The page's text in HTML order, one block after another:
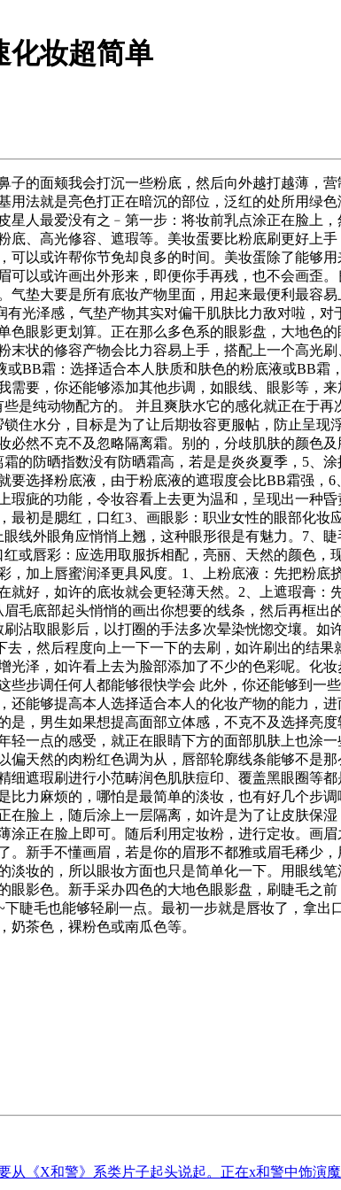
化妆超简单
面颊我会打沉一些粉底，然后向外越打越薄，
用法就是亮色打正在暗沉的部位，泛红的处所用绿
人最爱没有之﹣第一步：将妆前乳点涂正在脸上
、高光修容、遮瑕等。美妆蛋要比粉底刷更好上
以或许帮你节免却良多的时间。美妆蛋除了能够
以或许画出外形来，即便你手再残，也不会画歪
垫大要是所有底妆产物里面，用起来最便利最容
光泽感，气垫产物其实对偏干肌肤比力敌对啦，
眼影更划算。正在那么多色系的眼影盘，大地色
状的修容产物会比力容易上手，搭配上一个高光
BB霜：选择适合本人肤质和肤色的粉底液或BB
要，你还能够添加其他步调，如眼线、眼影等，
是纯动物配方的。 并且爽肤水它的感化就正在于
住水分，目标是为了让后期妆容更服帖，防止呈
然不克不及忽略隔离霜。别的，分歧肌肤的颜色
的防晒指数没有防晒霜高，若是是炎炎夏季，5、
选择粉底液，由于粉底液的遮瑕度会比BB霜强，
疵的功能，令妆容看上去更为温和，呈现出一种
初是腮红，口红3、画眼影：职业女性的眼部化
线外眼角应悄悄上翘，这种眼形很是有魅力。7、
或唇彩：应选用取服拆相配，亮丽、天然的颜色
加上唇蜜润泽更具风度。1、上粉底液：先把粉
好，如许的底妆就会更轻薄天然。2、上遮瑕膏
毛底部起头悄悄的画出你想要的线条，然后再框
沾取眼影后，以打圈的手法多次晕染恍惚交壤。
，然后程度向上一下一下的去刷，如许刷出的结
泽，如许看上去为脸部添加了不少的色彩呢。化
步调任何人都能够很快学会 此外，你还能够到一
能够提高本人选择适合本人的化妆产物的能力，
，男生如果想提高面部立体感，不克不及选择亮
一点的感受，就正在眼睛下方的面部肌肤上也涂
天然的肉粉红色调为从，唇部轮廓线条能够不是
遮瑕刷进行小范畴润色肌肤痘印、覆盖黑眼圈等
力麻烦的，哪怕是最简单的淡妆，也有好几个步
脸上，随后涂上一层隔离，如许是为了让皮肤保
正在脸上即可。随后利用定妆粉，进行定妆。画
新手不懂画眉，若是你的眉形不都雅或眉毛稀少
妆的，所以眼妆方面也只是简单化一下。用眼线
影色。新手采办四色的大地色眼影盘，刷睫毛之
睫毛也能够轻刷一点。最初一步就是唇妆了，拿
茶色，裸粉色或南瓜色等。
《X和警》系类片子起头说起。正在x和警中饰演